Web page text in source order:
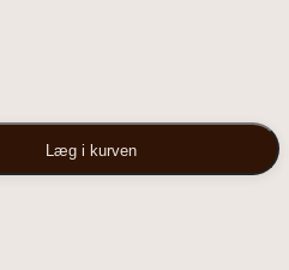
Læg i kurven